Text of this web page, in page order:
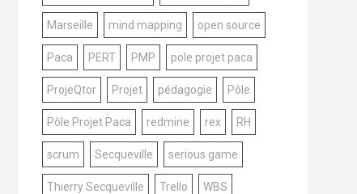
Marseille mind mapping open source
Paca PERT PMP pole projet paca
ProjeQtor Projet pédagogie Pôle
Pôle Projet Paca redmine rex RH
scrum Secqueville serious game
Thierry Secqueville Trello WBS